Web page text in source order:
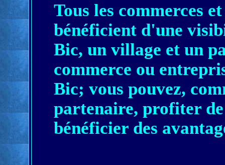
Tous les commerces
bénéficient d'une
Bic, un village et un
commerce ou
Bic; vous pouvez,
partenaire, profiter
bénéficier des